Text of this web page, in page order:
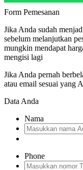
Form Pemesanan
Jika Anda sudah
sebelum melanjutkan
mungkin mendapat
mengisi lagi
Jika Anda pernah
atau email sesuai yang
Data Anda
Nama
Phone